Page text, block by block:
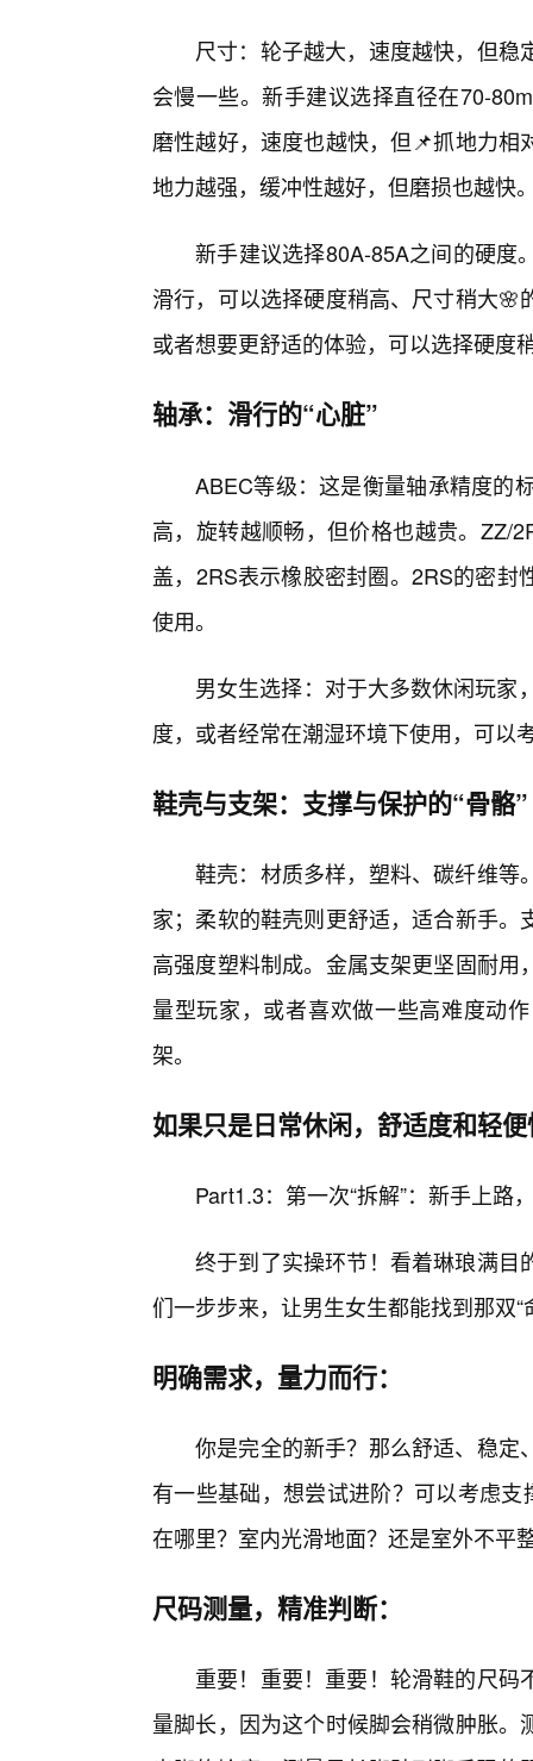
尺寸：轮子越大，速度越快，但
会慢一些。新手建议选择直径在70-
磨性越好，速度也越快，但📌抓地力
地力越强，缓冲性越好，但磨损也越快
新手建议选择80A-85A之间的硬度
滑行，可以选择硬度稍高、尺寸稍大
或者想要更舒适的体验，可以选择硬度
轴承：滑行的“心脏”
ABEC等级：这是衡量轴承精度的
高，旋转越顺畅，但价格也越贵。ZZ/
盖，2RS表示橡胶密封圈。2RS的密
使用。
男女生选择：对于大多数休闲玩家
度，或者经常在潮湿环境下使用，可以
鞋壳与支架：支撑与保护的“骨骼”
鞋壳：材质多样，塑料、碳纤维等
家；柔软的鞋壳则更舒适，适合新手
高强度塑料制成。金属支架更坚固耐
量型玩家，或者喜欢做一些高难度动
架。
如果只是日常休闲，舒适度和轻
Part1.3：第一次“拆解”：新手上路
终于到了实操环节！看着琳琅满目
们一步步来，让男生女生都能找到那双“
明确需求，量力而行：
你是完全的新手？那么舒适、稳定
有一些基础，想尝试进阶？可以考虑
在哪里？室内光滑地面？还是室外不平
尺码测量，精准判断：
重要！重要！重要！轮滑鞋的尺
量脚长，因为这个时候脚会稍微肿胀